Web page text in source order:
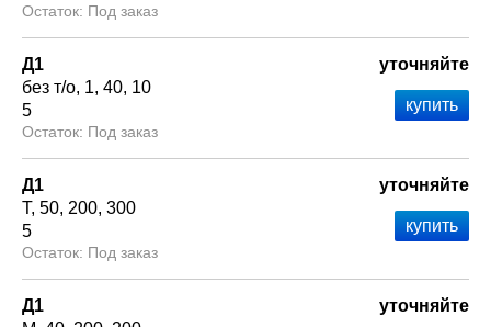
Под заказ
Д1
без т/о 1 40 10
5
Под заказ
уточняйте
Д1
Т 50 200 300
5
Под заказ
уточняйте
Д1
уточняйте